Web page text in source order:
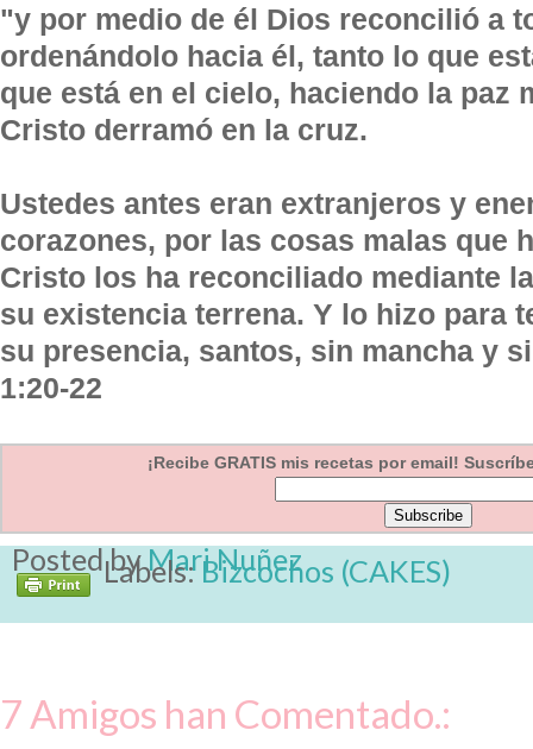
"y por medio de él Dios reconcilió a
ordenándolo hacia él, tanto lo que
que está en el cielo, haciendo la paz
Cristo derramó en la cruz.
Ustedes antes eran extranjeros y
corazones, por las cosas malas que
Cristo los ha reconciliado mediante
su existencia terrena. Y lo hizo para
su presencia, santos, sin mancha y
1:20-22
¡Recibe GRATIS mis recetas por email!
Posted byMari Nuñez
Labels:Bizcochos (CAKES)
7 Amigos han Comentado.: